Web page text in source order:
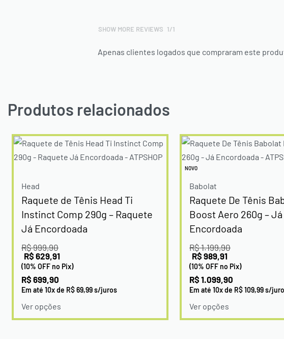
SHOW MORE REVIEWS /
Apenas clientes logados que compraram este
Produtos relacionados
Head
Raquete de Tênis Head Ti
Instinct Comp 290g – Raquete
Já Encordoada
R$999,90
R$ 629,91
(10% OFF no Pix)
R$ 699,90
Em até 10x de R$69,99s/juros
Ver opções
NOVO
Babolat
Raquete De Tênis
Boost Aero 260g – Já
Encordoada
R$1.199,90
R$ 989,91
(10% OFF no Pix)
R$ 1.099,90
Em até 10x de R$109,99s/
Ver opções